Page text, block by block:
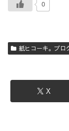
0
紙ヒコーキ。ブロ
X